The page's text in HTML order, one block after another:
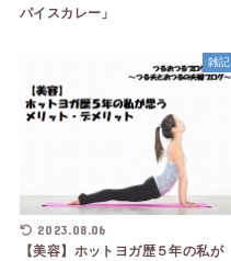
パイスカレー」
雑記
2023.08.06
【美容】ホットヨガ歴５年の私が